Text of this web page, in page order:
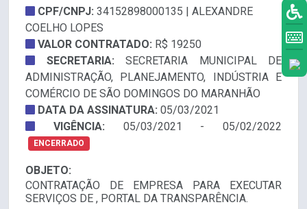
CPF/CNPJ: 34152898000135 | ALEXANDRE
COELHO LOPES
VALOR CONTRATADO: R$ 19250
SECRETARIA: SECRETARIA MUNICIPAL DE
ADMINISTRAÇÃO, PLANEJAMENTO, INDÚSTRIA E
COMÉRCIO DE SÃO DOMINGOS DO MARANHÃO
DATA DA ASSINATURA: 05/03/2021
VIGÊNCIA: 05/03/2021 - 05/02/2022
ENCERRADO
OBJETO:
CONTRATAÇÃO DE EMPRESA PARA EXECUTAR
SERVIÇOS DE , PORTAL DA TRANSPARÊNCIA.